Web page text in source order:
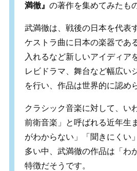
満徹』 の著作を集めてみたも
武満徹は、戦後の日本を代表
ケストラ曲に日本の楽器であ
入れるなど新しいアイディア
レビドラマ、舞台など幅広い
を行い、作品は世界的に認め
クラシック音楽に対して、い
前衛音楽」と呼ばれる近年生
がわからない」「聞きにくい
多い中、武満徹の作品は「わ
特徴だそうです。